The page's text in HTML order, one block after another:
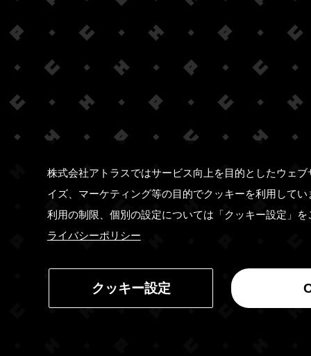
株式会社アトラスではサービス向上を目的としたウェ
イズ、マーケティング等の目的でクッキーを利用して
利用の制限、個別の設定については「クッキー設定」
ライバシーポリシー
クッキー設定